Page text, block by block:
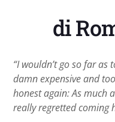
di
“I wouldn’t go so far as
damn expensive and
honest again: As much
really regretted coming